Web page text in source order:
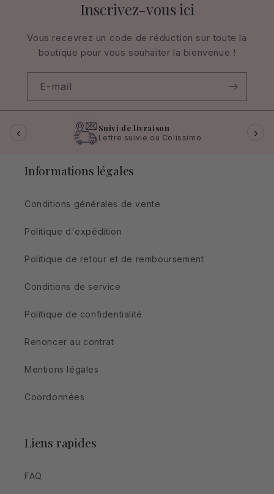
Inscrivez-vous ici
Vous recevrez un code de réduction sur toute la
boutique pour vous souhaiter la bienvenue !
E-mail
‹ Suivi de livraison
Lettre suivie ou Colissimo ›
Informations légales
Conditions générales de vente
Politique d'expédition
Politique de retour et de remboursement
Conditions de service
Politique de confidentialité
Renoncer au contrat
Mentions légales
Coordonnées
Liens rapides
FAQ